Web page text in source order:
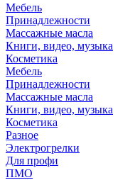
Мебель
Принадлежности
Массажные масла
Книги, видео, музыка
Косметика
Мебель
Принадлежности
Массажные масла
Книги, видео, музыка
Косметика
Разное
Электрогрелки
Для профи
ПМО